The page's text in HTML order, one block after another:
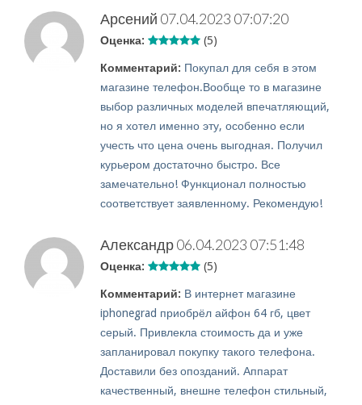
Арсений 07.04.2023 07:07:20
Оценка: (5)
Комментарий: Покупал для себя в этом
магазине телефон.Вообще то в магазине
выбор различных моделей впечатляющий,
но я хотел именно эту, особенно если
учесть что цена очень выгодная. Получил
курьером достаточно быстро. Все
замечательно! Функционал полностью
соответствует заявленному. Рекомендую!
Александр06.04.2023 07:51:48
Оценка: (5)
Комментарий: В интернет магазине
iphonegrad приобрёл айфон 64 гб, цвет
серый. Привлекла стоимость да и уже
запланировал покупку такого телефона.
Доставили без опозданий. Аппарат
качественный, внешне телефон стильный,